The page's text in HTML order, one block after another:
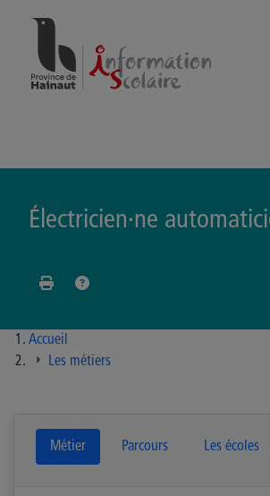
Électricien·ne
Accueil
Les métiers
Métier Parcours Les écoles